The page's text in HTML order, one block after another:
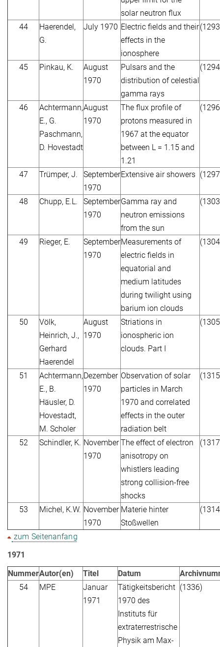
solar neutron flux
44
Haerendel,
G.
July 1970 Electric fields and their
effects in the
ionosphere
45 Pinkau, K.
August
1970
Pulsars and the
distribution of celestial
gamma rays
46
Achtermann,
E., G.
Paschmann,
D. Hovestadt
August
1970
The flux profile of
protons measured in
1967 at the equator
between L = 1.15 and
1.21
47 Trümper, J.
September
1970
Extensive air showers
48 Chupp, E.L.
September
1970
Gamma ray and
neutron emissions
from the sun
49 Rieger, E.
September
1970
Measurements of
electric fields in
equatorial and
medium latitudes
during twilight using
barium ion clouds
50
Völk,
Heinrich, J.,
Gerhard
Haerendel
August
1970
Striations in
ionospheric ion
clouds. Part I
51
Achtermann,
E., B.
Häusler, D.
Hovestadt,
M. Scholer
Dezember
1970
Observation of solar
particles in March
1970 and correlated
effects in the outer
radiation belt
52 Schindler, K. November
1970
The effect of electron
anisotropy on
whistlers leading
strong collision-free
shocks
53 Michel, K.W. November
1970
Materie hinter
Stoßwellen
zum Seitenanfang
1971
NummerAutor(en) Titel Datum
54
MPE
Januar
1971
Tätigkeitsbericht
1970 des
Instituts für
extraterrestrische
Physik am Max-
(1336)